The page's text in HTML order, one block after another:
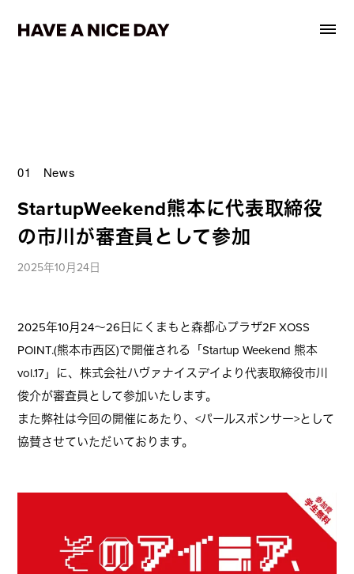
01 News
StartupWeekend熊本に代表取締役
の市川が審査員として参加
2025年10月24日
2025年10月24～26日にくまもと森都心プラザ2F XOSS
POINT.(熊本市西区)で開催される「Startup Weekend 熊本
vol.17」に、株式会社ハヴァナイスデイより代表取締役市川
俊介が審査員として参加いたします。
また弊社は今回の開催にあたり、<パールスポンサー>として
協賛させていただいております。